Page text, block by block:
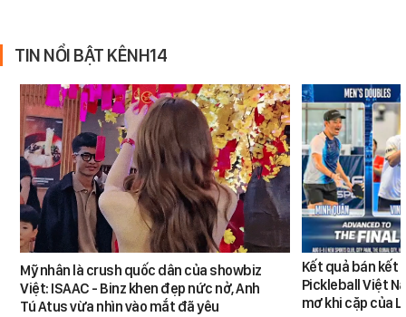
TIN NỔI BẬT KÊNH14
Mỹ nhân là crush quốc dân của showbiz
Việt: ISAAC - Binz khen đẹp nức nở, Anh
Tú Atus vừa nhìn vào mắt đã yêu
Kết quả bán kết
Pickleball Việt
mơ khi cặp của